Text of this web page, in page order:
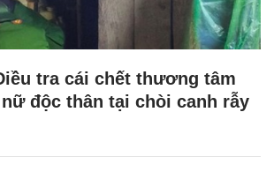
tra cái chết thương tâm
độc thân tại chòi canh rẫy